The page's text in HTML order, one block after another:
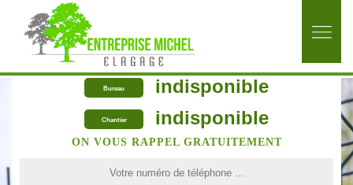
Bureau indisponible
Chantier indisponible
ON VOUS RAPPEL GRATUITEMENT